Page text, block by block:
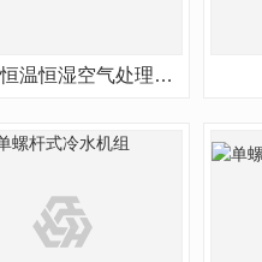
组合式恒温恒湿空气处理机组